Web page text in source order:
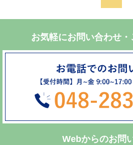
お気軽にお問い合わせ
Webからのお問